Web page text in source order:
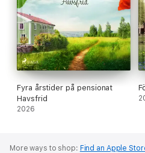
Fyra årstider på pensionat
Havsfrid
2026
More ways to shop: Find an Apple